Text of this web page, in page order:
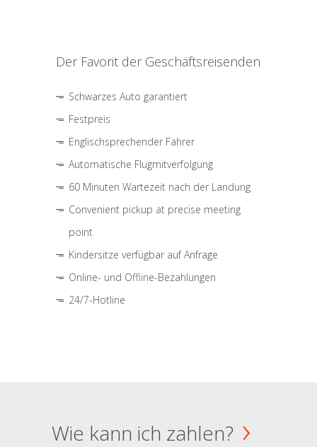
Der Favorit der Geschäftsreisenden
Schwarzes Auto garantiert
Festpreis
Englischsprechender Fahrer
Automatische Flugmitverfolgung
60 Minuten Wartezeit nach der Landung
Convenient pickup at precise meeting
point
Kindersitze verfügbar auf Anfrage
Online- und Offline-Bezahlungen
24/7-Hotline
Wie kann ich zahlen?